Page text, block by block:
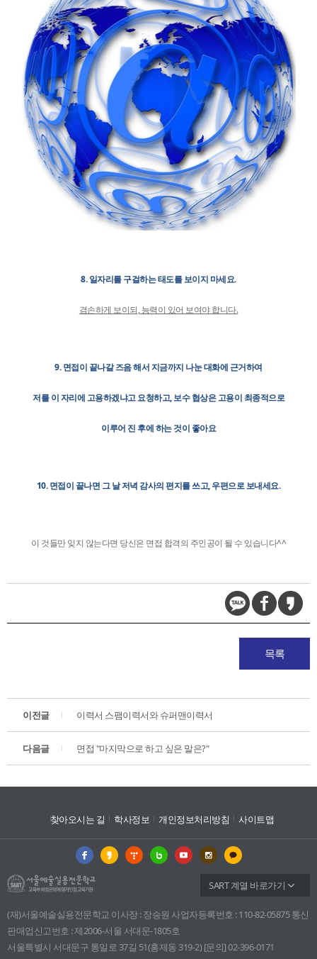
8. 일자리를 구걸하는 태도를 보이지 마세요.
겸손하게 보이되, 능력이 있어 보여야 합니다.
9. 면접이 끝나갈 즈음 해서 지금까지 나눈 대화에 근거하여
저를 이 자리에 고용하겠냐고 요청하고, 보수 협상은 고용이 최종적으로
이루어 진 후에 하는 것이 좋아요
10. 면접이 끝나면 그 날 저녁 감사의 편지를 쓰고, 우편으로 보내세요.
이 것들만 잊지 않는다면 당신은 면접 합격의 주인공이 될 수 있습니다^^
목록
이전글 이력서 스팸이력서와 슈퍼맨이력서
다음글 면접 "마지막으로 하고 싶은 말은?"
찾아오시는 길 학사정보 개인정보처리방침 사이트맵
SART 계열 바로가기
(재)서울예술실용전문학교 이사장 : 장승원 사업자등록번호 : 110-82-05875 통신
판매업신고번호 : 제2006-서울 서대문-1805호
서울특별시 서대문구 통일로 37길 51(홍제동 319-2) [문의] 02-396-0171